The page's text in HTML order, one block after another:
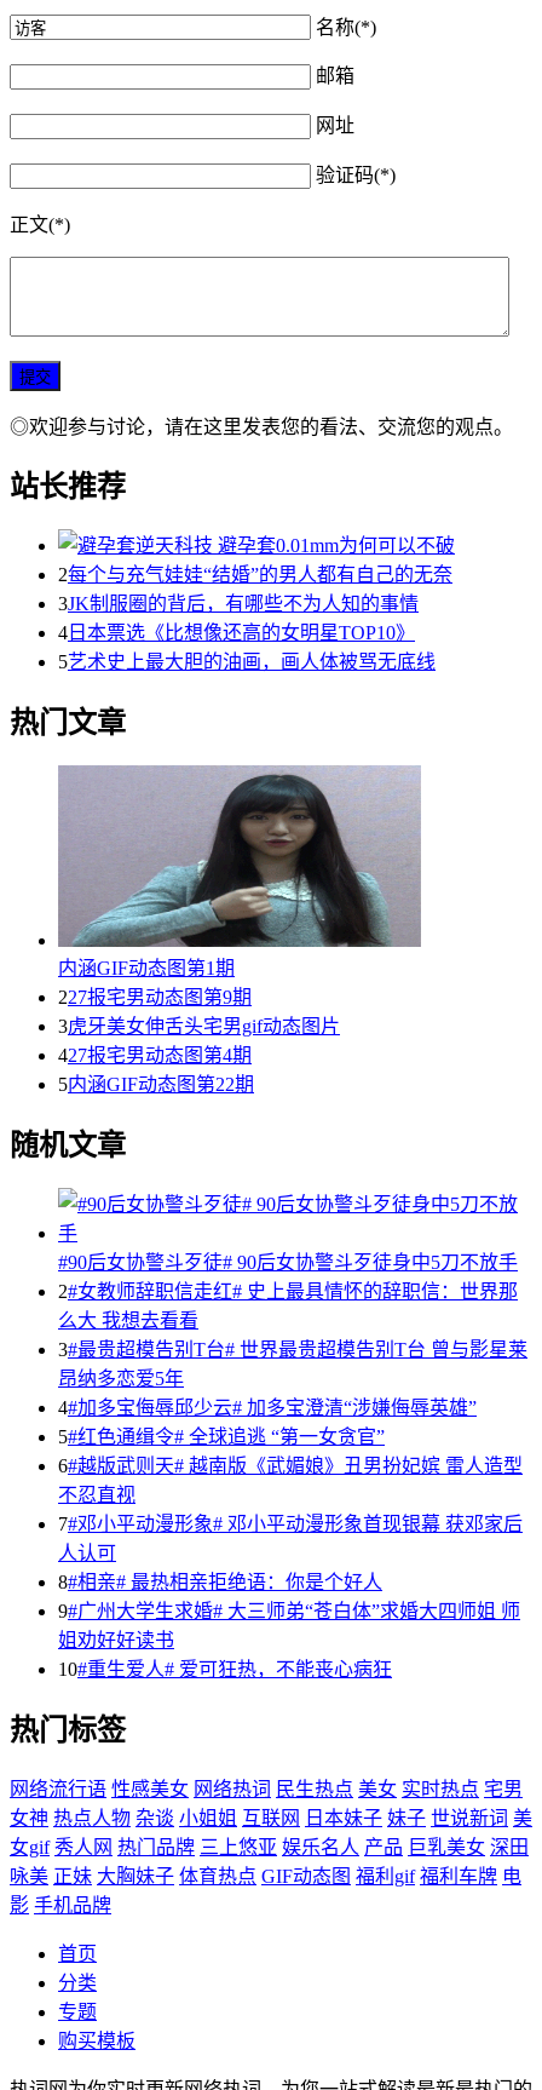
名称(*)
邮箱
网址
验证码(*)
正文(*)
◎欢迎参与讨论，请在这里发表您的看法、交流您的观点。
站长推荐
2每个与充气娃娃“结婚”的男人都有自己的无奈
3JK制服圈的背后，有哪些不为人知的事情
4 日本票选《比想像还高的女明星TOP10》
5艺术史上最大胆的油画，画人体被骂无底线
热门文章
内涵GIF动态图第1期
227报宅男动态图第9期
3虎牙美女伸舌头宅男gif动态图片
427报宅男动态图第4期
5内涵GIF动态图第22期
随机文章
#90后女协警斗歹徒# 90后女协警斗歹徒身中5刀不放手
2#女教师辞职信走红# 史上最具情怀的辞职信：世界那
么大 我想去看看
3#最贵超模告别T台# 世界最贵超模告别T台 曾与影星莱
昂纳多恋爱5年
4#加多宝侮辱邱少云# 加多宝澄清“涉嫌侮辱英雄”
5#红色通缉令# 全球追逃 “第一女贪官”
6#越版武则天# 越南版《武媚娘》丑男扮妃嫔 雷人造型
不忍直视
7#邓小平动漫形象# 邓小平动漫形象首现银幕 获邓家后
人认可
8#相亲# 最热相亲拒绝语：你是个好人
9#广州大学生求婚# 大三师弟“苍白体”求婚大四师姐 师
姐劝好好读书
10#重生爱人# 爱可狂热，不能丧心病狂
热门标签
网络流行语 性感美女 网络热词 民生热点 美女 实时热点 宅男
女神 热点人物 杂谈 小姐姐 互联网 日本妹子 妹子 世说新词 美
女gif 秀人网 热门品牌 三上悠亚 娱乐名人 产品 巨乳美女 深田
咏美 正妹 大胸妹子 体育热点 GIF动态图 福利gif 福利车牌 电
影 手机品牌
首页
分类
专题
购买模板